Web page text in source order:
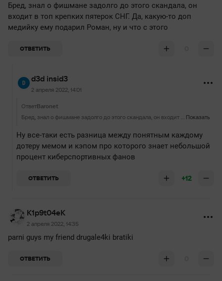
Бред, знал о фишмане задолго до этого скандала, он
входит в топ крепких пятерок СНГ. Да, какую-то доп
медийку ему подарил Роман, ну и что с этого
ОТВЕТИТЬ
d3d insid3
2 апреля 2022, 14:01
ОтветBaronet
Показать
Ну все-таки есть разница между понятным каждому
дотеру мемом и кэпом про которого знает небольшой
процент киберспортивных фанов
ОТВЕТИТЬ +12
K1p9t04eK
2 апреля 2022, 14:35
parni guys my friend drugale4ki bratiki
ОТВЕТИТЬ